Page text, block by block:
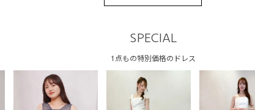
SPECIAL
1点もの特別価格のドレス